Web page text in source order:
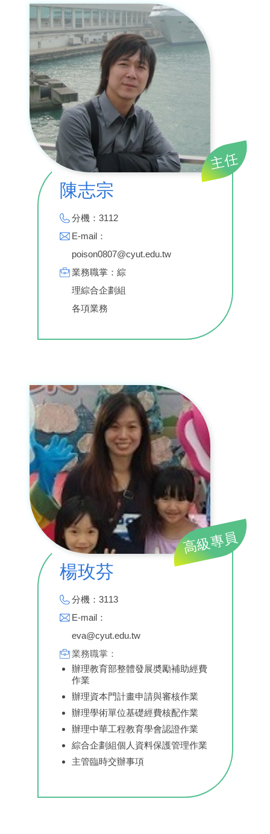
主任
陳志宗
分機：3112
E-mail：
poison0807@cyut.edu.tw
業務職掌：綜
理綜合企劃組
各項業務
高級專員
楊玫芬
分機：3113
E-mail：
eva@cyut.edu.tw
業務職掌：
辦理教育部整體發展奬勵補助經費
作業
辦理資本門計畫申請與審核作業
辦理學術單位基礎經費核配作業
辦理中華工程教育學會認證作業
綜合企劃組個人資料保護管理作業
主管臨時交辦事項